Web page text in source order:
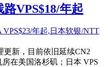
VPS$18/年起
更新，目前依旧延续CN2
在美国洛杉矶；日本 VPS